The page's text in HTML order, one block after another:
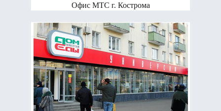
Офис МТС г. Кострома